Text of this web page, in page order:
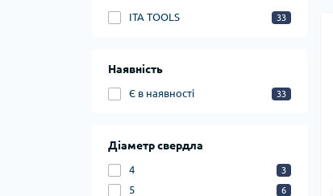
ITA TOOLS 33
Наявність
Є в наявності 33
Діаметр свердла
4 3
5 6